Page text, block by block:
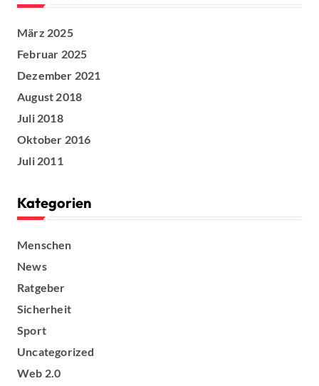
März 2025
Februar 2025
Dezember 2021
August 2018
Juli 2018
Oktober 2016
Juli 2011
Kategorien
Menschen
News
Ratgeber
Sicherheit
Sport
Uncategorized
Web 2.0